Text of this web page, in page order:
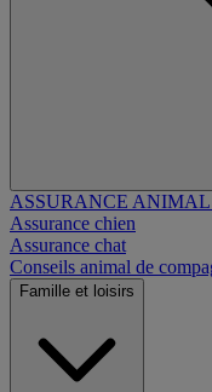
ASSURANCE
Assurance chien
Assurance chat
Conseils animal de
Famille et loisirs